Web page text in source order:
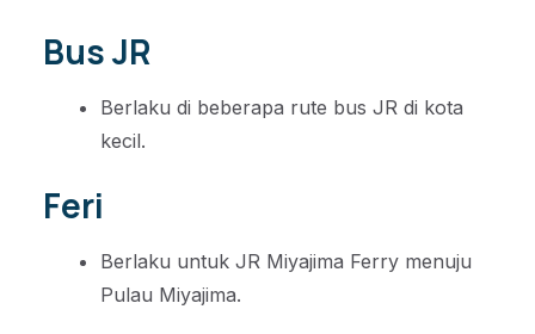
Bus JR
Berlaku di beberapa rute bus JR di kota
kecil.
Feri
Berlaku untuk JR Miyajima Ferry menuju
Pulau Miyajima.